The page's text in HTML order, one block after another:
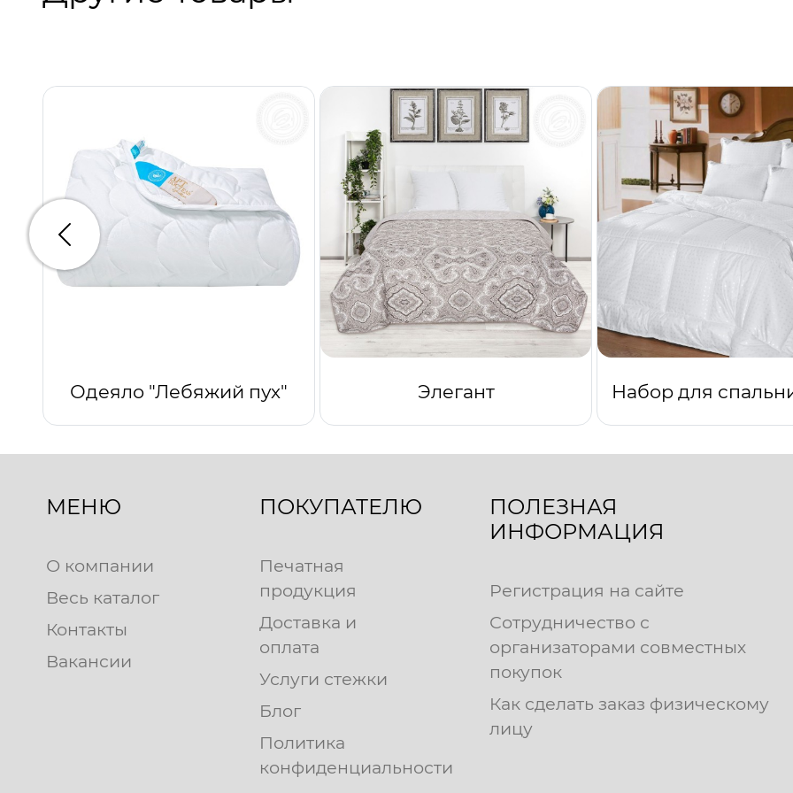
Одеяло "Лебяжий пух" Элегант
Предыдущий
МЕНЮ
О компании
Весь каталог
Контакты
Вакансии
ПОКУПАТЕЛЮ
Печатная
продукция
Доставка и
оплата
Услуги стежки
Блог
Политика
конфиденциальности
ПОЛЕЗНАЯ
ИНФОРМАЦИЯ
Регистрация на сайте
Сотрудничество с
организаторами совместных
покупок
Как сделать заказ физическому
лицу